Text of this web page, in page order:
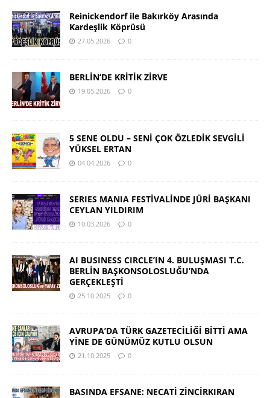
Reinickendorf ile Bakırköy Arasında
Kardeşlik Köprüsü
27.05.2026 0
BERLİN’DE KRİTİK ZİRVE
19.05.2026 0
5 SENE OLDU – SENİ ÇOK ÖZLEDİK SEVGİLİ
YÜKSEL ERTAN
04.04.2026 0
SERIES MANIA FESTİVALİNDE JÜRİ BAŞKANI
CEYLAN YILDIRIM
10.03.2026 0
AI BUSINESS CIRCLE’IN 4. BULUŞMASI T.C.
BERLİN BAŞKONSOLOSLUĞU’NDA
GERÇEKLEŞTİ
25.10.2025 0
AVRUPA’DA TÜRK GAZETECİLİĞİ BİTTİ AMA
YİNE DE GÜNÜMÜZ KUTLU OLSUN
21.10.2025 0
BASINDA EFSANE: NECATİ ZİNCİRKIRAN